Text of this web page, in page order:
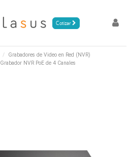
Cotizar
Grabadores de Video en Red (NVR)
NVR PoE de 4 Canales